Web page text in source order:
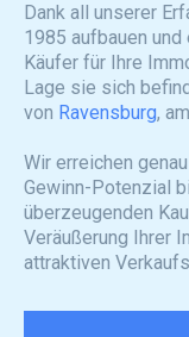
Dank all unserer
1985 aufbauen
Käufer für Ihre
Lage sie sich
von Ravensburg,
Wir erreichen
Gewinn-Potenzial
überzeugenden
Veräußerung Ihrer
attraktiven